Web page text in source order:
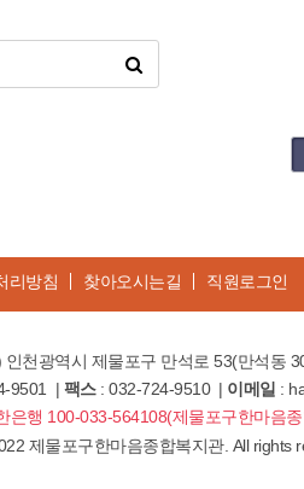
리방침 찾아오시는길 직원로그인
천광역시 제물포구 만석로 53(만석동
9501 | 팩스: 032-724-9510 | 이메일 :
은행 100-033-564108(제물포구한마음
제물포구한마음종합복지관. All rights